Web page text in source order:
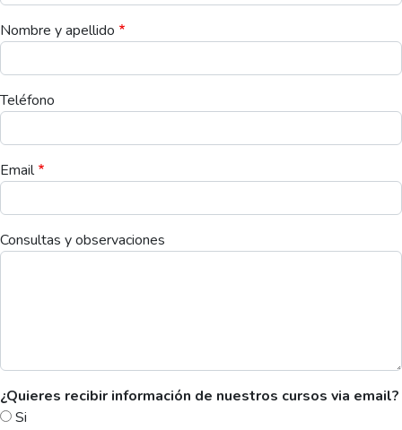
Nombre y apellido
Teléfono
Email
Consultas y observaciones
¿Quieres recibir información de nuestros cursos via email?
Si